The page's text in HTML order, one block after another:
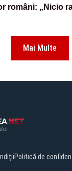
români: „Nicio
Mai Multe
Politică de